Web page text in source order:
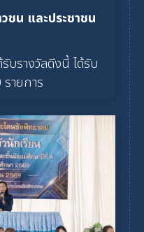
ชน และประชาชน
บรางวัลดีงนี้ ได้รับ
ายการ